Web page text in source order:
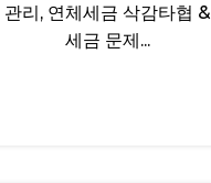
관리, 연체세금 삭감타협 &
세금 문제...